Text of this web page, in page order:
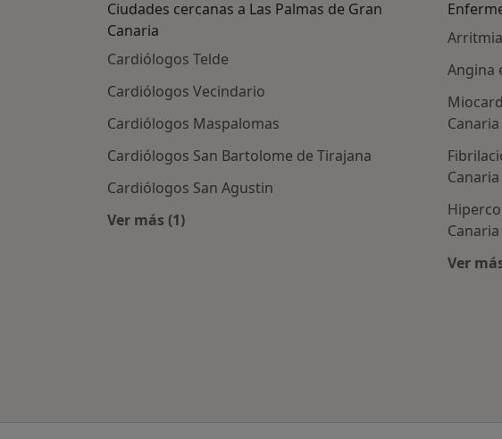
Ciudades cercanas a Las Palmas de Gran
Canaria
Cardiólogos Telde
Cardiólogos Vecindario
Cardiólogos Maspalomas
Cardiólogos San Bartolome de Tirajana
Cardiólogos San Agustin
Ver más (1)
Más en esta categoría: Ciudades cercanas a Las
Angina
Canaria
Canaria
Canaria
Ver